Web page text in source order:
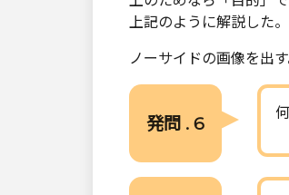
上記のように解説した。
ノーサイドの画像を出す
発問 . 6